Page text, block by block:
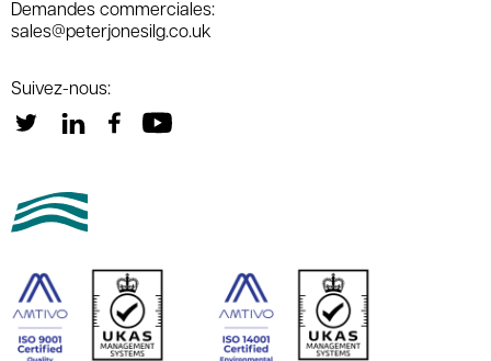
Demandes commerciales:
sales@peterjonesilg.co.uk
Suivez-nous: